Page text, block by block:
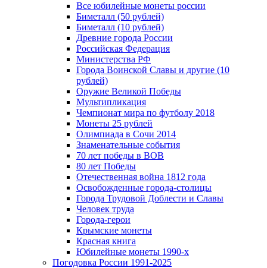
Все юбилейные монеты россии
Биметалл (50 рублей)
Биметалл (10 рублей)
Древние города России
Российская Федерация
Министерства РФ
Города Воинской Славы и другие (10
рублей)
Оружие Великой Победы
Мультипликация
Чемпионат мира по футболу 2018
Монеты 25 рублей
Олимпиада в Сочи 2014
Знаменательные события
70 лет победы в ВОВ
80 лет Победы
Отечественная война 1812 года
Освобожденные города-столицы
Города Трудовой Доблести и Славы
Человек труда
Города-герои
Крымские монеты
Красная книга
Юбилейные монеты 1990-х
Погодовка России 1991-2025